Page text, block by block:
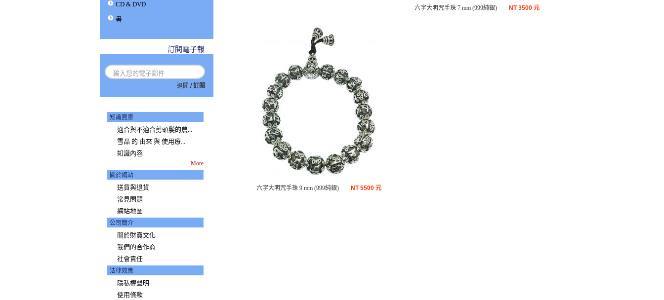
CD & DVD
書
訂閱電子報
退閱 /訂閱
知識寶庫
適合與不適合剪頭髮的農...
雪晶 的 由來 與 使用療...
知識內容
More
關於網站
送貨與退貨
常見問題
網站地圖
公司簡介
關於財寶文化
我們的合作商
社會責任
法律效應
隱私權聲明
使用條款
六字大明咒手珠 7 mm (999純銀) NT3500 元
六字大明咒手珠 9 mm (999純銀) NT5500 元